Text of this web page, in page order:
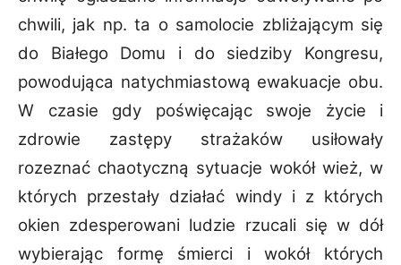
chwili, jak np. ta o samolocie zbliżającym się
do Białego Domu i do
siedziby Kongresu,
powodująca natychmiastową ewakuacje obu.
W czasie gdy poświęcając swoje życie i
zdrowie zastępy strażaków usiłowały
rozeznać chaotyczną sytuacje wokół wież, w
których przestały działać windy i z których
okien zdesperowani ludzie rzucali się w dół
wybierając formę śmierci i wokół których